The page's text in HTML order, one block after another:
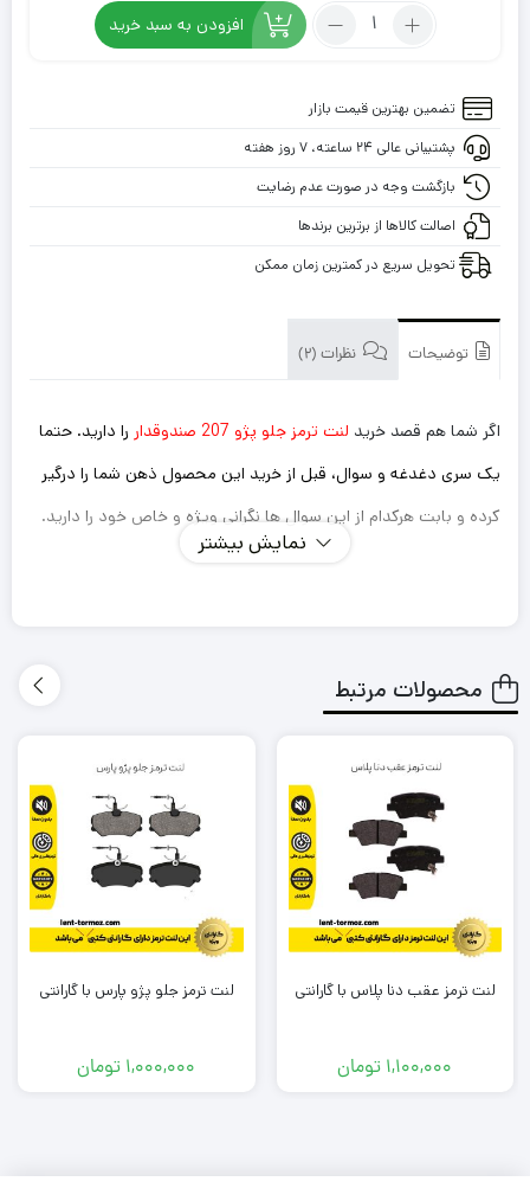
تعداد:
جلو
207
صندوقدار
با
گارانتی
افزودن به سبد خرید
تضمین بهترین قیمت بازار
پشتیبانی عالی ۲۴ ساعته، ۷ روز هفته
بازگشت وجه در صورت عدم رضایت
اصالت کالاها از برترین برندها
تحویل سریع در کمترین زمان ممکن
توضیحات نظرات (2)
اگر شما هم قصد خرید لنت ترمز جلو پژو 207 صندوقدار
را دارید. حتما
یک سری دغدغه و سوال، قبل از خرید این محصول ذهن شما را درگیر
کرده و بابت هرکدام از این سوال ها نگرانی ویژه و خاص خود را دارید.
طول عمر کوتاهی نداشته باشد و مجبور باشم بعد از یک مدت
لنتی که میخرم باعث آسیب زدین به دیسک چرخ خودرو من
در شرایطی که معمولا به صورت متناوب و زیاد از تزمز استفاده می
کنم، لنت داغ نشود و کارایی آن پایین نیاید؟
آیا لنتی که میخرم گارانتی دارد؟
برند این لنت ترمز چیست؟ ایرانی است یا خارجی؟
نمایش بیشتر
محصولات مرتبط
لنت ترمز عقب دنا پلاس با گارانتی
1,100,000 تومان
لنت ترمز جلو پژو پارس با گارانتی
1,000,000 تومان